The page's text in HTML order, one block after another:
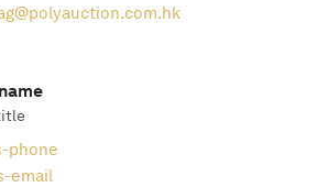
phone
email